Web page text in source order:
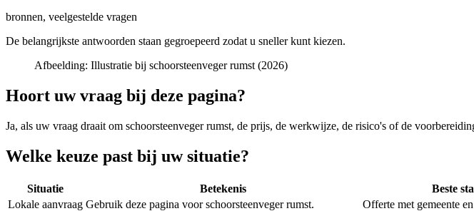
bronnen, veelgestelde vragen
De belangrijkste antwoorden staan gegroepeerd zodat u sneller kunt kiezen.
Afbeelding: Illustratie bij schoorsteenveger rumst (2026)
Hoort uw vraag bij deze pagina?
Ja, als uw vraag draait om schoorsteenveger rumst, de prijs, de werkwijze, de risico's of de
Welke keuze past bij uw situatie?
Situatie Betekenis
Beste
Lokale aanvraag Gebruik deze pagina voor schoorsteenveger rumst.
Offerte met gemeente